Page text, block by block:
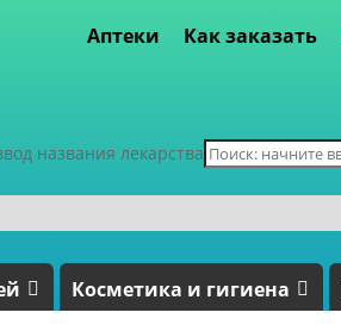
Аптеки Как заказать
названия лекарства
Косметика и гигиена